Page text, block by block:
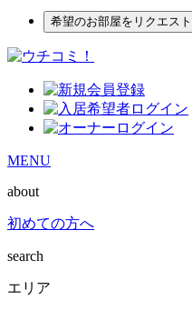
希望のお部屋をリクエスト
MENU
about
初めての方へ
search
エリア